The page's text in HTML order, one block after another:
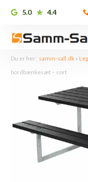
5.0 4.4
Du er her: samm-sall.dk »
bordbænkesæt – sort